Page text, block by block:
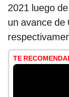
2021 luego
un avance de
TE